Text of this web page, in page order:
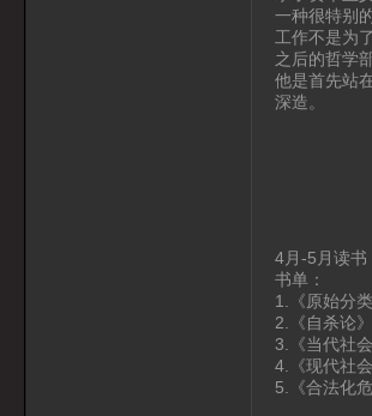
一种很特别
工作不是为
之后的哲学
他是首先站
深造。
4月-5月读书
书单：
1.《原始分
2.《自杀论
3.《当代社
4.《现代社
5.《合法化